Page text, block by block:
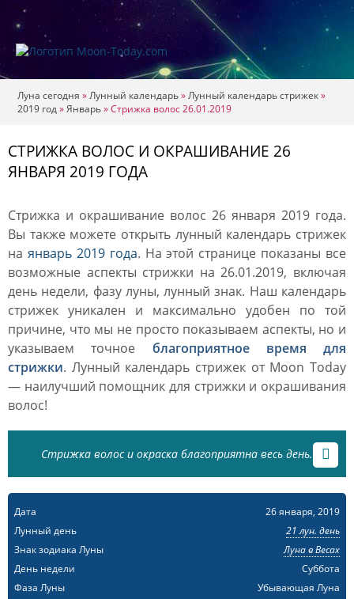
Луна сегодня »Лунный календарь»Лунный календарь стрижек»
2019 год»Январь»Стрижка волос 26.01.2019
СТРИЖКА ВОЛОС И ОКРАШИВАНИЕ 26
ЯНВАРЯ 2019 ГОДА
Стрижка и окрашивание волос 26 января 2019 года.
Вы также можете открыть лунный календарь стрижек
на январь 2019 года. На этой странице показаны все
возможные аспекты стрижки на 26.01.2019, включая
день недели, фазу луны, лунный знак. Наш календарь
стрижек уникален и максимально удобен по той
причине, что мы не просто показываем аспекты, но и
указываем точное благоприятное время для
стрижки. Лунный календарь стрижек от Moon Today
— наилучший помощник для стрижки и окрашивания
волос!
Стрижка волос и окраска благоприятна весь день.
Дата
26 января, 2019
Лунный день
21 лун. день
Знак зодиака Луны
Луна в Весах
День недели
Суббота
Фаза Луны
Убывающая Луна